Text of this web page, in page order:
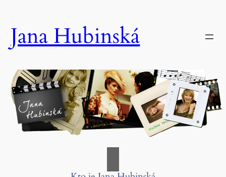
obsah
Jana Hubinská